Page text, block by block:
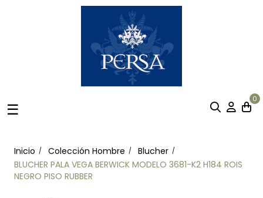
Navegación
☰
0
Inicio Colección Hombre
Blucher
BLUCHER PALA VEGA BERWICK MODELO 3681-K2 H184 ROIS
NEGRO PISO RUBBER